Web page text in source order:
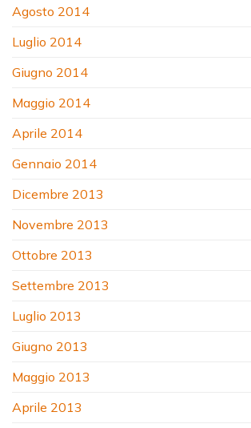
Agosto 2014
Luglio 2014
Giugno 2014
Maggio 2014
Aprile 2014
Gennaio 2014
Dicembre 2013
Novembre 2013
Ottobre 2013
Settembre 2013
Luglio 2013
Giugno 2013
Maggio 2013
Aprile 2013